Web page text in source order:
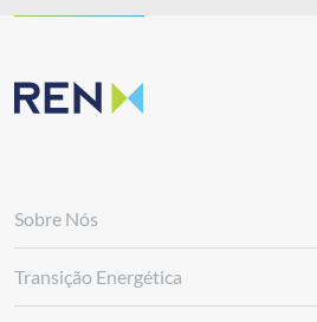
Sobre Nós
Transição Energética